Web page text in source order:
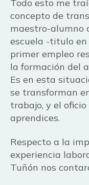
Todo esto me
concepto de
maestro-alumno
escuela -titulo
primer empleo
la formación del
Es en esta
se transforman
trabajo, y el
aprendices.
Respecto a la
experiencia
Tuñón nos